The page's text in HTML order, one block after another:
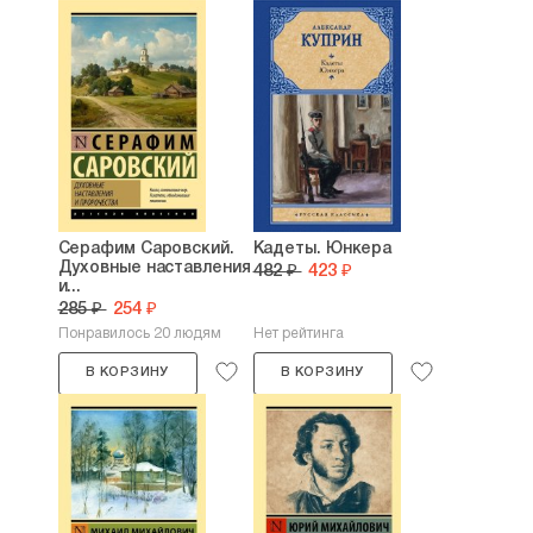
Серафим Саровский.
Духовные наставления
и...
285 ₽ 254 ₽
Понравилось 20 людям
В КОРЗИНУ
Кадеты. Юнкера
482 ₽ 423 ₽
Нет рейтинга
В КОРЗИНУ